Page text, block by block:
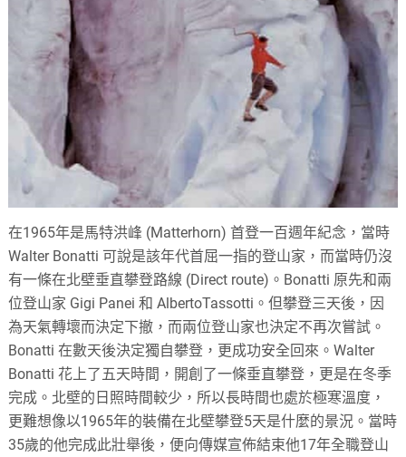
在1965年是馬特洪峰 (Matterhorn) 首登一百週年紀念，當時
Walter Bonatti 可說是該年代首屈一指的登山家，而當時仍沒
有一條在北壁垂直攀登路線 (Direct route)。Bonatti 原先和兩
位登山家 Gigi Panei 和 AlbertoTassotti。但攀登三天後，因
為天氣轉壞而決定下撤，而兩位登山家也決定不再次嘗試。
Bonatti 在數天後決定獨自攀登，更成功安全回來。Walter
Bonatti 花上了五天時間，開創了一條垂直攀登，更是在冬季
完成。北壁的日照時間較少，所以長時間也處於極寒溫度，
更難想像以1965年的裝備在北壁攀登5天是什麼的景況。當時
35歲的他完成此壯舉後，便向傳媒宣佈結束他17年全職登山